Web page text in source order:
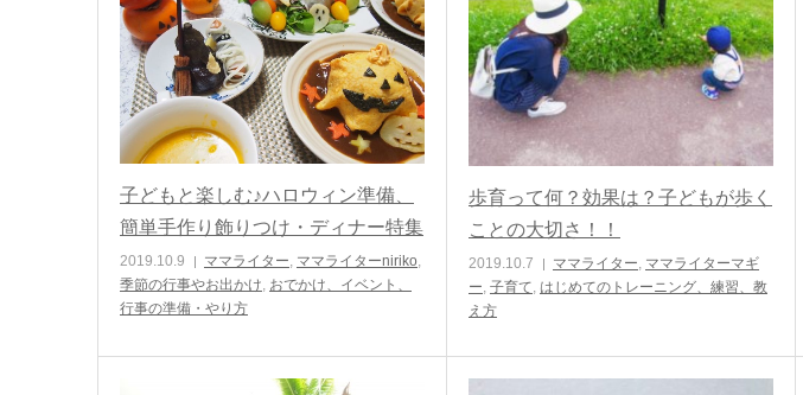
子どもと楽しむ♪ハロウィン準備、
簡単手作り飾りつけ・ディナー特集
2019.10.9 ママライター, ママライターniriko,
季節の行事やお出かけ, おでかけ、イベント、
行事の準備・やり方
歩育って何？効果は？子どもが歩く
ことの大切さ！！
2019.10.7 ママライター, ママライターマギ
ー, 子育て, はじめてのトレーニング、練習、教
え方